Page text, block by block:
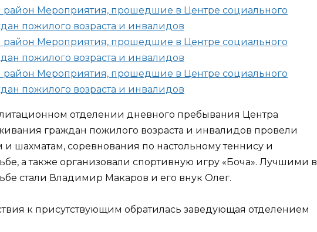
отделении дневного пребывания Центра
граждан пожилого возраста и инвалидов провели
шахматам, соревнования по настольному теннису и
а также организовали спортивную игру «Боча». Лучшими в
стали Владимир Макаров и его внук Олег.
к присутствующим обратилась заведующая отделением